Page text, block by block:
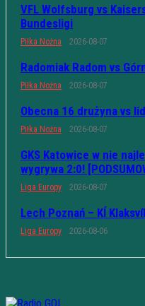
VFL Wolfsburg vs
Bundesligi
Piłka Nożna 2026-08-07
Radomiak Radom vs
Piłka Nożna 2026-08-07
Obecna 16 drużyna vs
Piłka Nożna 2026-08-07
GKS Katowice w nie
wygrywa 2:0!
Liga Europy 2026-08-07
Lech Poznań – KÍ
Liga Europy 2026-08-06